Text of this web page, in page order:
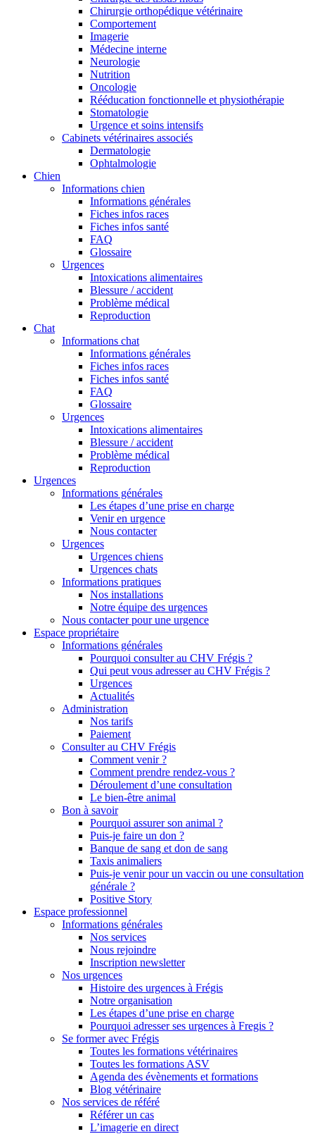
Chirurgie orthopédique vétérinaire
Comportement
Imagerie
Médecine interne
Neurologie
Nutrition
Oncologie
Rééducation fonctionnelle et physiothérapie
Stomatologie
Urgence et soins intensifs
Cabinets vétérinaires associés
Dermatologie
Ophtalmologie
Chien
Informations chien
Informations générales
Fiches infos races
Fiches infos santé
FAQ
Glossaire
Urgences
Intoxications alimentaires
Blessure / accident
Problème médical
Reproduction
Chat
Informations chat
Informations générales
Fiches infos races
Fiches infos santé
FAQ
Glossaire
Urgences
Intoxications alimentaires
Blessure / accident
Problème médical
Reproduction
Urgences
Informations générales
Les étapes d’une prise en charge
Venir en urgence
Nous contacter
Urgences
Urgences chiens
Urgences chats
Informations pratiques
Nos installations
Notre équipe des urgences
Nous contacter pour une urgence
Espace propriétaire
Informations générales
Pourquoi consulter au CHV Frégis ?
Qui peut vous adresser au CHV Frégis ?
Urgences
Actualités
Administration
Nos tarifs
Paiement
Consulter au CHV Frégis
Comment venir ?
Comment prendre rendez-vous ?
Déroulement d’une consultation
Le bien-être animal
Bon à savoir
Pourquoi assurer son animal ?
Puis-je faire un don ?
Banque de sang et don de sang
Taxis animaliers
Puis-je venir pour un vaccin ou une consultation
générale ?
Positive Story
Espace professionnel
Informations générales
Nos services
Nous rejoindre
Inscription newsletter
Nos urgences
Histoire des urgences à Frégis
Notre organisation
Les étapes d’une prise en charge
Pourquoi adresser ses urgences à Fregis ?
Se former avec Frégis
Toutes les formations vétérinaires
Toutes les formations ASV
Agenda des évènements et formations
Blog vétérinaire
Nos services de référé
Référer un cas
L’imagerie en direct